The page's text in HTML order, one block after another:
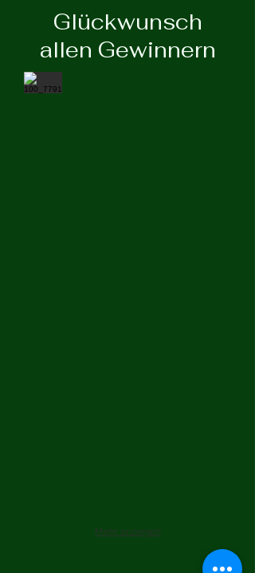
Glückwunsch
allen Gewinnern
Mehr anzeigen